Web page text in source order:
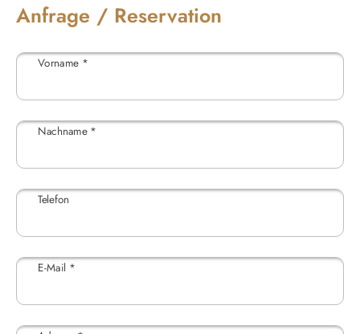
Anfrage / Reservation
Vorname *
Nachname *
Telefon
E-Mail *